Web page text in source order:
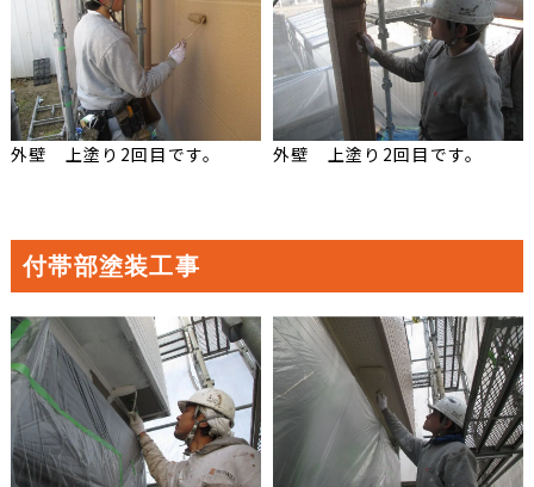
外壁 上塗り2回目です。 外壁 上塗り2回目です。
付帯部塗装工事